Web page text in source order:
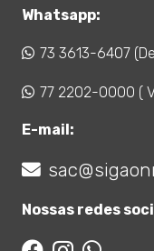
Whatsapp:
73 3613-6407
77 2202-0000 (
E-mail:
Nossas redes